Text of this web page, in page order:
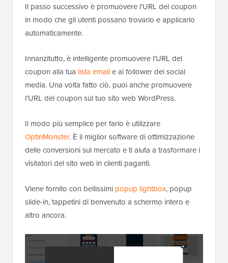
Il passo successivo è promuovere l'URL del coupon
in modo che gli utenti possano trovarlo e applicarlo
automaticamente.
Innanzitutto, è intelligente promuovere l'URL del
coupon alla tua lista emaile ai follower dei social
media. Una volta fatto ciò, puoi anche promuovere
l'URL del coupon sul tuo sito web WordPress.
Il modo più semplice per farlo è utilizzare
OptinMonster. È il miglior software di ottimizzazione
delle conversioni sul mercato e ti aiuta a trasformare i
visitatori del sito web in clienti paganti.
Viene fornito con bellissimi popup lightbox, popup
slide-in, tappetini di benvenuto a schermo intero e
altro ancora.